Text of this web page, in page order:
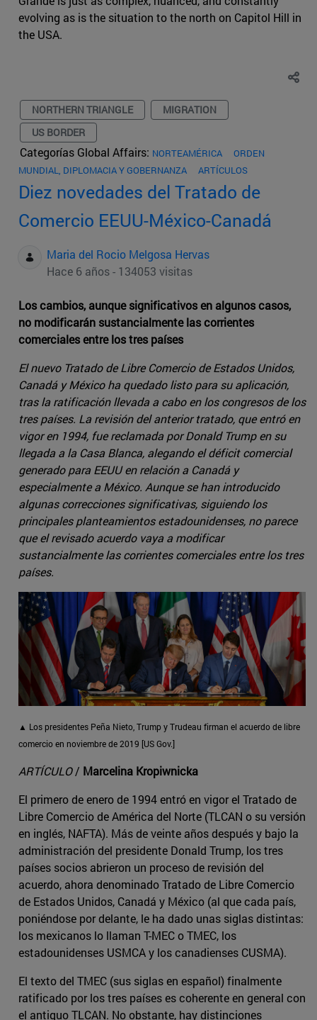
evolving as is the situation to the north on Capitol Hill in
the USA.
NORTHERN TRIANGLE
MIGRATION
US BORDER
Categorías Global Affairs: NORTEAMÉRICA
ORDEN
MUNDIAL, DIPLOMACIA Y GOBERNANZA
ARTÍCULOS
Diez novedades del Tratado de
Comercio EEUU-México-Canadá
Maria del Rocio Melgosa Hervas
Hace 6 años - 134053 visitas
Los cambios, aunque significativos en algunos casos,
no modificarán sustancialmente las corrientes
comerciales entre los tres países
El nuevo Tratado de Libre Comercio de Estados Unidos,
Canadá y México ha quedado listo para su aplicación,
tras la ratificación llevada a cabo en los congresos de los
tres países. La revisión del anterior tratado, que entró en
vigor en 1994, fue reclamada por Donald Trump en su
llegada a la Casa Blanca, alegando el déficit comercial
generado para EEUU en relación a Canadá y
especialmente a México. Aunque se han introducido
algunas correcciones significativas, siguiendo los
principales planteamientos estadounidenses, no parece
que el revisado acuerdo vaya a modificar
sustancialmente las corrientes comerciales entre los tres
países.
▲ Los presidentes Peña Nieto, Trump y Trudeau firman el acuerdo de libre
comercio en noviembre de 2019 [US Gov.]
ARTÍCULO/ Marcelina Kropiwnicka
El primero de enero de 1994 entró en vigor el Tratado de
Libre Comercio de América del Norte (TLCAN o su versión
en inglés, NAFTA). Más de veinte años después y bajo la
administración del presidente Donald Trump, los tres
países socios abrieron un proceso de revisión del
acuerdo, ahora denominado Tratado de Libre Comercio
de Estados Unidos, Canadá y México (al que cada país,
poniéndose por delante, le ha dado unas siglas distintas:
los mexicanos lo llaman T-MEC o TMEC, los
estadounidenses USMCA y los canadienses CUSMA).
El texto del TMEC (sus siglas en español) finalmente
ratificado por los tres países es coherente en general con
el antiguo TLCAN. No obstante, hay distinciones